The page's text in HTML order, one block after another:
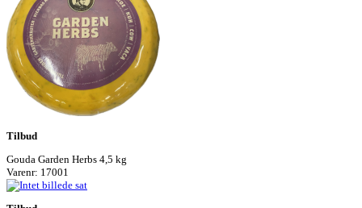
Tilbud
Gouda Garden Herbs 4,5 kg
Varenr: 17001